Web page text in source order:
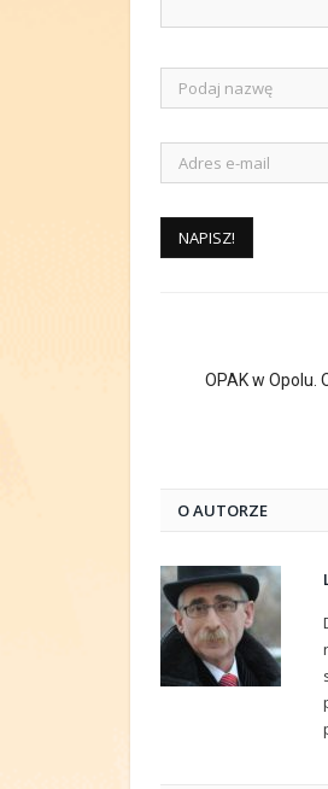
OPAK w Opolu.
O AUTORZE